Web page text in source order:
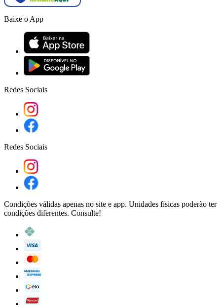
Baixe o App
Redes Sociais
Redes Sociais
Condições válidas apenas no site e app. Unidades físicas poderão ter
condições diferentes. Consulte!